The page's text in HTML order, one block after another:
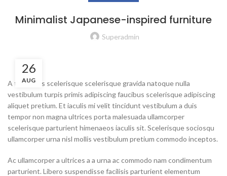
Minimalist Japanese-inspired furniture
Superadmin
26
AUG
A taciti cras scelerisque scelerisque gravida natoque nulla
vestibulum turpis primis adipiscing faucibus scelerisque adipiscing
aliquet pretium. Et iaculis mi velit tincidunt vestibulum a duis
tempor non magna ultrices porta malesuada ullamcorper
scelerisque parturient himenaeos iaculis sit. Scelerisque sociosqu
ullamcorper urna nisl mollis vestibulum pretium commodo inceptos.
Ac ullamcorper a ultrices a a urna ac commodo nam condimentum
parturient. Libero suspendisse facilisis parturient elementum